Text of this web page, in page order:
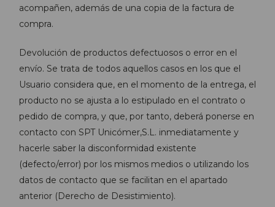
acompañen, además de una copia de la factura de
compra.
Devolución de productos defectuosos o error en el
envío. Se trata de todos aquellos casos en los que el
Usuario considera que, en el momento de la entrega, el
producto no se ajusta a lo estipulado en el contrato o
pedido de compra, y que, por tanto, deberá ponerse en
contacto con SPT Unicómer,S.L. inmediatamente y
hacerle saber la disconformidad existente
(defecto/error) por los mismos medios o utilizando los
datos de contacto que se facilitan en el apartado
anterior (Derecho de Desistimiento).